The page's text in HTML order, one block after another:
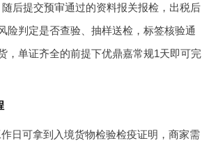
后提交预审通过的资料报关报检，出税后
险判定是否查验、抽样送检，标签核验通
，单证齐全的前提下优鼎嘉常规1天即可完
日可拿到入境货物检验检疫证明，商家需